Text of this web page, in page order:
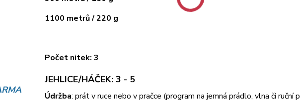
1100 metrů / 220 g
Počet nitek: 3
JEHLICE/HÁČEK: 3 - 5
Údržba: prát v ruce nebo v pračce (program na jemná prádlo, vlna či